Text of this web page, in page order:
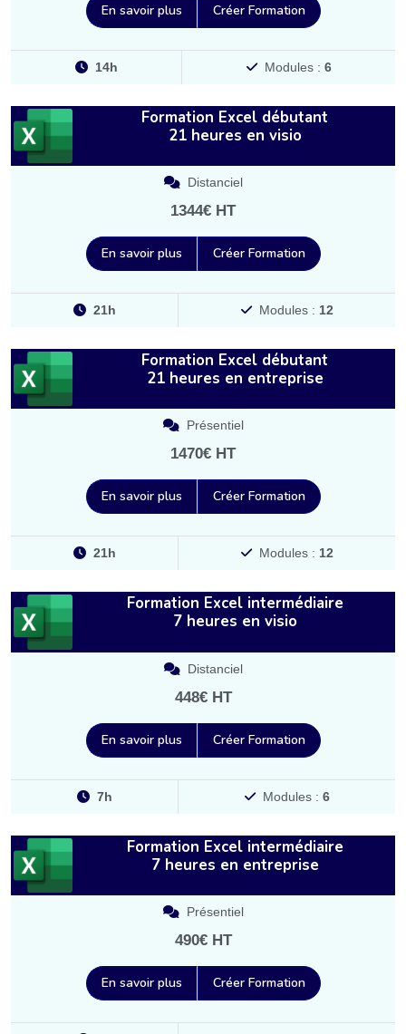
En savoir plus Créer Formation
14h Modules : 6
Formation Excel débutant
21 heures en visio
Distanciel
1344€ HT
En savoir plus Créer Formation
21h Modules : 12
Formation Excel débutant
21 heures en entreprise
Présentiel
1470€ HT
En savoir plus Créer Formation
21h Modules : 12
Formation Excel intermédiaire
7 heures en visio
Distanciel
448€ HT
En savoir plus Créer Formation
7h Modules : 6
Formation Excel intermédiaire
7 heures en entreprise
Présentiel
490€ HT
En savoir plus Créer Formation